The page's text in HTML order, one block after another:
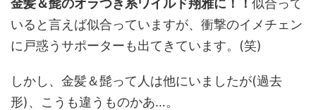
金髪＆髭のオラつき系ワイルド翔雅に！！ 似合って
いると言えば似合っていますが、衝撃のイメチェン
に戸惑うサポーターも出てきています。(笑)
しかし、金髪＆髭って人は他にいましたが(過去
形)、こうも違うものかあ…。